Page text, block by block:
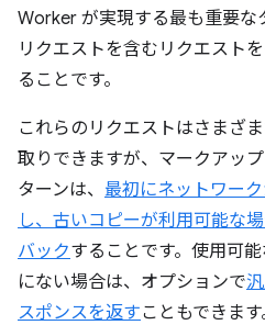
Worker が実現する最も重要な
リクエストを含むリクエスト
ることです。
これらのリクエストはさまざ
取りできますが、マークアッ
ターンは、 最初にネットワー
し、古いコピーが利用可能な
バックすることです。使用可
にない場合は、オプションで
スポンスを返す こともできます